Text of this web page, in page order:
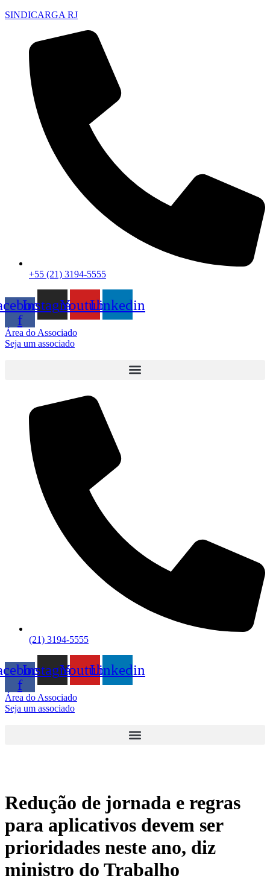
SINDICARGA RJ
+55 (21) 3194-5555
f
InstagramYoutubeLinkedin
Área do Associado
Seja um associado
(21) 3194-5555
f
InstagramYoutubeLinkedin
Área do Associado
Seja um associado
Redução de jornada e regras
para aplicativos devem ser
prioridades neste ano, diz
ministro do Trabalho